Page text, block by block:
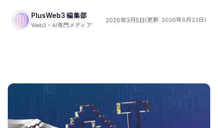
PlusWeb3 編集部
Web3・AI専門メディア
2026年3月5日(更新: 2026年6月23日)